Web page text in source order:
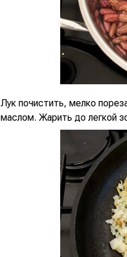
Лук почистить, мелко
маслом. Жарить до легкой